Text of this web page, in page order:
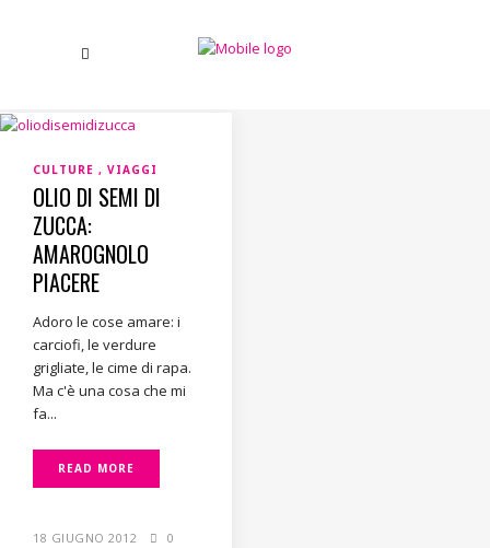
CULTURE VIAGGI
OLIO DI SEMI DI
ZUCCA:
AMAROGNOLO
PIACERE
Adoro le cose amare: i
carciofi, le verdure
grigliate, le cime di rapa.
Ma c'è una cosa che mi
fa...
READ MORE
18 GIUGNO 2012 0